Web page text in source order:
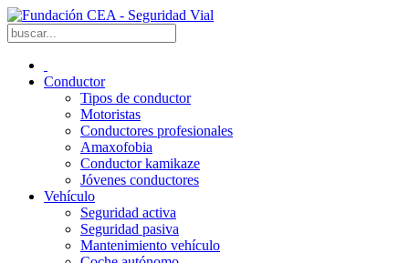
Conductor
Tipos de conductor
Motoristas
Conductores profesionales
Amaxofobia
Conductor kamikaze
Jóvenes conductores
Vehículo
Seguridad activa
Seguridad pasiva
Mantenimiento vehículo